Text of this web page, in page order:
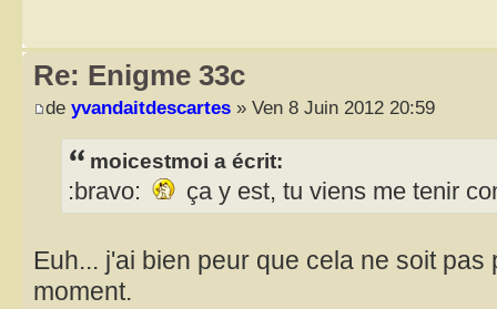
Re: Enigme 33c
de yvandaitdescartes » Ven 8 Juin 2012 20:59
moicestmoi a écrit:
:bravo: ça y est, tu viens me tenir
Euh... j'ai bien peur que cela ne soit
moment.